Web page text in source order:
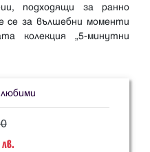
подходящи за ранно
се за вълшебни моменти
колекция „5-минутни
лв.